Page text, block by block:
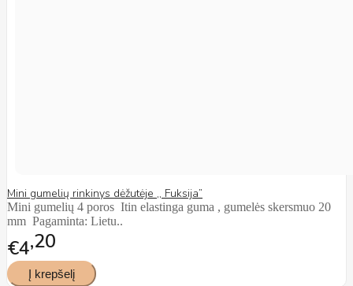
Mini gumelių rinkinys dėžutėje ,, Fuksija”
Mini gumelių 4 poros Itin elastinga guma , gumelės skersmuo 20
mm Pagaminta: Lietu..
€4 20